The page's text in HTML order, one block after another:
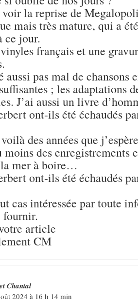
voir la reprise de
mais très mature, qui a
ce jour.
français et une
aussi pas mal de chansons
; les adaptations
J’ai aussi un livre
ont-ils été échaudés
des années que
des enregistrements
la mer à boire…
ont-ils été échaudés
cas intéressée par toute
fournir.
article
CM
Chantal
2024 à 16 h 14 min